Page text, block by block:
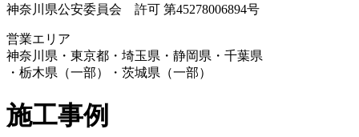
神奈川県公安委員会 許可 第45278006894号
営業エリア
神奈川県・東京都・埼玉県・静岡県・千葉県
・栃木県（一部）・茨城県（一部）
施工事例